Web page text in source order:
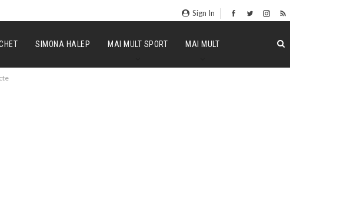
Sign In
SIMONA HALEP MAI MULT SPORT MAI MULT